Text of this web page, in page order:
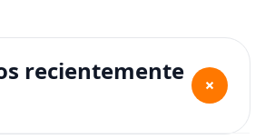
recientemente
+